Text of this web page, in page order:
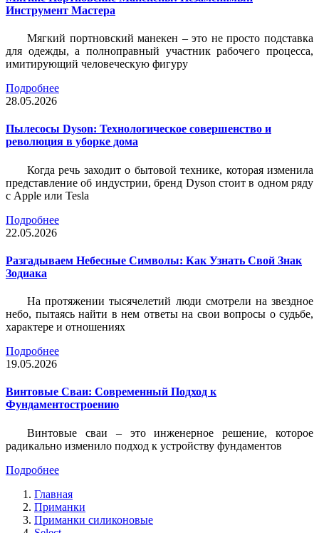
Инструмент Мастера
Мягкий портновский манекен – это не просто подставка
для одежды, а полноправный участник рабочего процесса,
имитирующий человеческую фигуру
Подробнее
28.05.2026
Пылесосы Dyson: Технологическое совершенство и
революция в уборке дома
Когда речь заходит о бытовой технике, которая изменила
представление об индустрии, бренд Dyson стоит в одном ряду
с Apple или Tesla
Подробнее
22.05.2026
Разгадываем Небесные Символы: Как Узнать Свой Знак
Зодиака
На протяжении тысячелетий люди смотрели на звездное
небо, пытаясь найти в нем ответы на свои вопросы о судьбе,
характере и отношениях
Подробнее
19.05.2026
Винтовые Сваи: Современный Подход к
Фундаментостроению
Винтовые сваи – это инженерное решение, которое
радикально изменило подход к устройству фундаментов
Подробнее
Главная
Приманки
Приманки силиконовые